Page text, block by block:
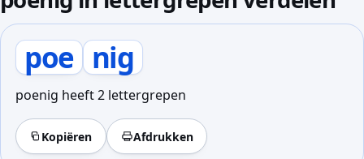
poe nig
poenig heeft 2 lettergrepen
Kopiëren Afdrukken